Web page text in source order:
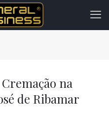
na
de Ribamar